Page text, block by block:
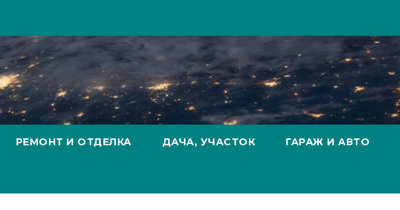
РЕМОНТ И ОТДЕЛКА ДАЧА, УЧАСТОК ГАРАЖ И АВТО